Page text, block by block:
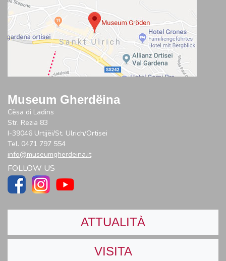
Museum Gherdëina
Cësa di Ladins
Str. Rezia 83
I-39046 Urtijëi/St. Ulrich/Ortisei
Tel. 0471 797 554
info@museumgherdeina.it
FOLLOW US
ATTUALITÀ
VISITA